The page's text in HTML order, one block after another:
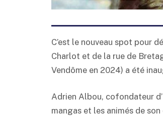
C’est le nouveau spot pour
Charlot et de la rue de
Vendôme en 2024) a été
Adrien Albou, cofondateur
mangas et les animés de